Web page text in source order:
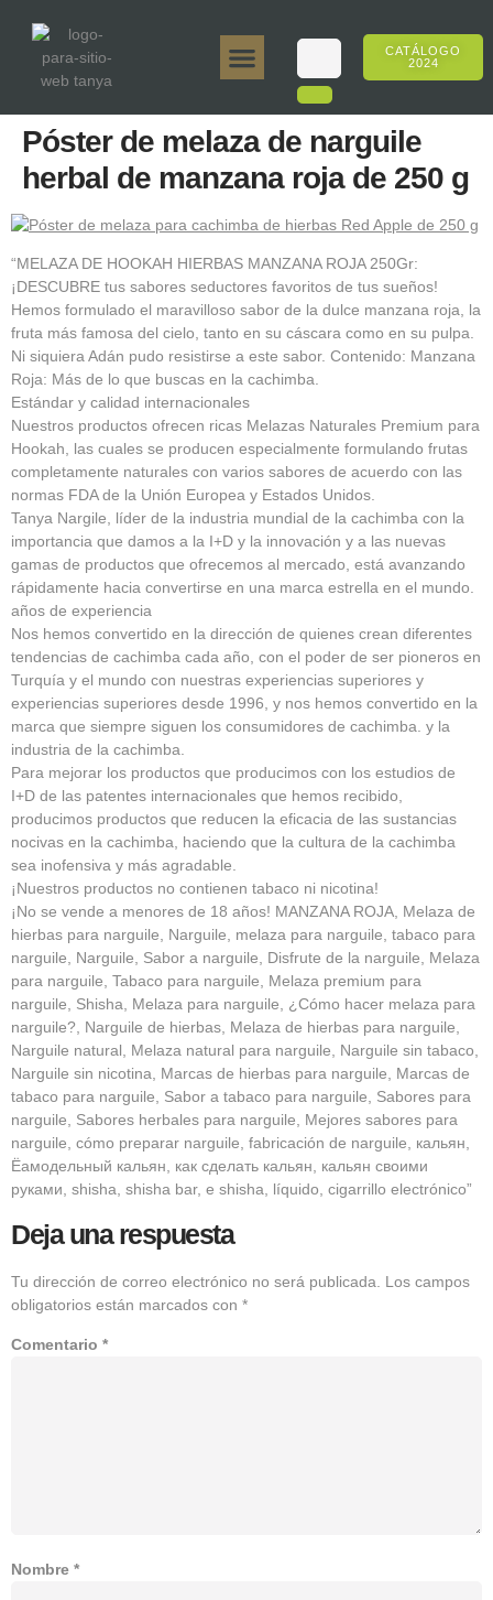
CATÁLOGO
2024
Póster de melaza de narguile
herbal de manzana roja de 250 g
“MELAZA DE HOOKAH HIERBAS MANZANA ROJA 250Gr:
¡DESCUBRE tus sabores seductores favoritos de tus sueños!
Hemos formulado el maravilloso sabor de la dulce manzana roja, la
fruta más famosa del cielo, tanto en su cáscara como en su pulpa.
Ni siquiera Adán pudo resistirse a este sabor. Contenido: Manzana
Roja: Más de lo que buscas en la cachimba.
Estándar y calidad internacionales
Nuestros productos ofrecen ricas Melazas Naturales Premium para
Hookah, las cuales se producen especialmente formulando frutas
completamente naturales con varios sabores de acuerdo con las
normas FDA de la Unión Europea y Estados Unidos.
Tanya Nargile, líder de la industria mundial de la cachimba con la
importancia que damos a la I+D y la innovación y a las nuevas
gamas de productos que ofrecemos al mercado, está avanzando
rápidamente hacia convertirse en una marca estrella en el mundo.
años de experiencia
Nos hemos convertido en la dirección de quienes crean diferentes
tendencias de cachimba cada año, con el poder de ser pioneros en
Turquía y el mundo con nuestras experiencias superiores y
experiencias superiores desde 1996, y nos hemos convertido en la
marca que siempre siguen los consumidores de cachimba. y la
industria de la cachimba.
Para mejorar los productos que producimos con los estudios de
I+D de las patentes internacionales que hemos recibido,
producimos productos que reducen la eficacia de las sustancias
nocivas en la cachimba, haciendo que la cultura de la cachimba
sea inofensiva y más agradable.
¡Nuestros productos no contienen tabaco ni nicotina!
¡No se vende a menores de 18 años! MANZANA ROJA, Melaza de
hierbas para narguile, Narguile, melaza para narguile, tabaco para
narguile, Narguile, Sabor a narguile, Disfrute de la narguile, Melaza
para narguile, Tabaco para narguile, Melaza premium para
narguile, Shisha, Melaza para narguile, ¿Cómo hacer melaza para
narguile?, Narguile de hierbas, Melaza de hierbas para narguile,
Narguile natural, Melaza natural para narguile, Narguile sin tabaco,
Narguile sin nicotina, Marcas de hierbas para narguile, Marcas de
tabaco para narguile, Sabor a tabaco para narguile, Sabores para
narguile, Sabores herbales para narguile, Mejores sabores para
narguile, cómo preparar narguile, fabricación de narguile, кальян,
Ёамодельный кальян, как сделать кальян, кальян своими
руками, shisha, shisha bar, e shisha, líquido, cigarrillo electrónico”
Deja una respuesta
Tu dirección de correo electrónico no será publicada.
Los campos
obligatorios están marcados con *
Comentario *
Nombre *